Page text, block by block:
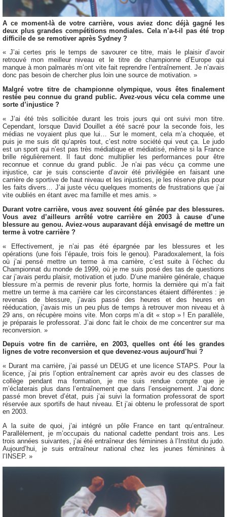
A ce moment-là de votre carrière, vous aviez donc déjà gagné les
deux plus grandes compétitions mondiales. Cela n’a-t-il pas été trop
difficile de se remotiver après Sydney ?
« J’ai certes pris le temps de savourer ce titre, mais le plaisir d’avoir
retrouvé mon meilleur niveau et le titre de championne d’Europe qui
manque à mon palmarès m’ont vite fait reprendre l’entraînement. Je n’avais
donc pas besoin de chercher plus loin une source de motivation. »
Malgré votre titre de championne olympique, vous êtes finalement
restée peu connue du grand public. Avez-vous vécu cela comme une
sorte d’injustice ?
« J’ai été très sollicitée durant les trois jours qui ont suivi mon titre.
Cependant, lorsque David Douillet a été sacré pour la seconde fois, les
médias ne voyaient plus que lui… Sur le moment, cela m’a choquée, et
puis je me suis dit qu’après tout, c’est notre société qui veut ça. Le judo
est un sport qui n’est pas très médiatique et médiatisé, même si la France
brille régulièrement. Il faut donc multiplier les performances pour être
reconnue et connue du grand public. Je n’ai pas vécu ça comme une
injustice, car je suis consciente d’avoir été privilégiée en faisant une
carrière de sportive de haut niveau et les injustices, je les réserve plus pour
les faits divers… J’ai juste vécu quelques moments de frustrations que j’ai
vite oubliés en étant avec ma famille et mes amis. »
Durant votre carrière, vous avez souvent été gênée par des blessures.
Vous avez d’ailleurs arrêté votre carrière en 2003 à cause d’une
blessure au genou. Aviez-vous auparavant déjà envisagé de mettre un
terme à votre carrière ?
« Effectivement, je n’ai pas été épargnée par les blessures et les
opérations (une fois l’épaule, trois fois le genou). Paradoxalement, la fois
où j’ai pensé mettre un terme à ma carrière, c’est suite à l’échec du
Championnat du monde de 1999, où je me suis posé des tas de questions
car j’avais perdu plaisir, motivation et judo. D’une manière générale, chaque
blessure m’a permis de revenir plus forte, hormis la dernière qui m’a fait
mettre un terme à ma carrière car les circonstances étaient différentes : je
revenais de blessure, j’avais passé des heures et des heures en
rééducation, j’avais mis un peu plus de temps à retrouver mon niveau et à
29 ans, on récupère moins vite. Mon corps m’a dit « stop » ! En parallèle,
je préparais le professorat. J’ai donc fait le choix de me concentrer sur ma
reconversion. »
Depuis votre fin de carrière, en 2003, quelles ont été les grandes
lignes de votre reconversion et que devenez-vous aujourd’hui ?
« Durant ma carrière, j’ai passé un DEUG et une licence STAPS. Pour la
licence, j’ai pris l’option entraînement car après avoir eu des classes de
collège pendant ma formation, je me suis rendue compte que je
m’éclaterais plus dans l’entraînement que dans l’enseignement. J’ai donc
passé mon brevet d’état, puis j’ai suivi la formation professorat de sport
réservée aux sportifs de haut niveau. Et j’ai obtenu le professorat de sport
en 2003.
A la suite de quoi, j’ai intégré un pôle France en tant qu’entraîneur.
Parallèlement, je m’occupais du national cadette pendant trois ans. Les
trois années suivantes, j’ai été entraîneur des féminines à l’Institut du judo.
Aujourd’hui, je suis entraîneur national chez les jeunes féminines à
l’INSEP. »